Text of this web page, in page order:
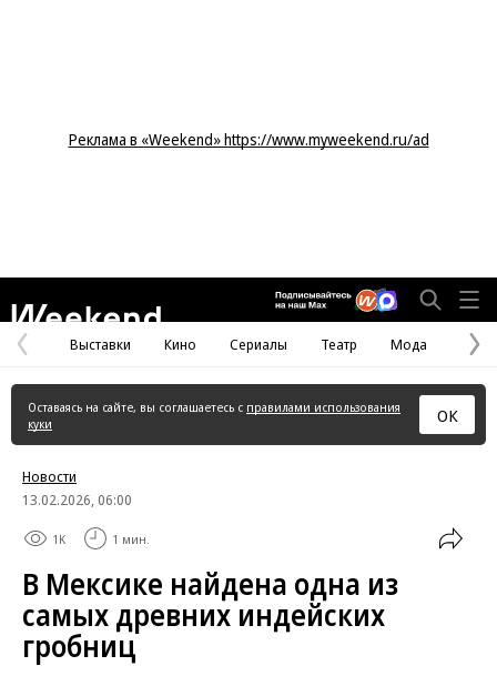
Реклама в «Weekend» https://www.myweekend.ru/ad
Предыдущая
страница
Выставки Кино Сериалы Театр Мода
Оставаясь на сайте, вы соглашаетесь с правилами использования
куки
ОК
Новости
13.02.2026, 06:00
1K 1 мин.
В Мексике найдена одна из
самых древних индейских
гробниц